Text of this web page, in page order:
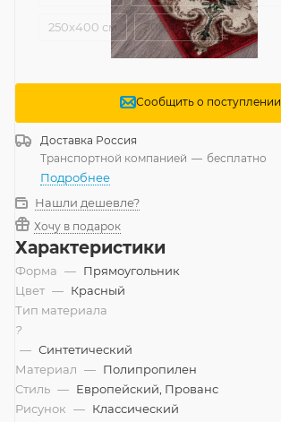
250x400 см 300x500 см
Сообщить о поступлении
Доставка Россия
Транспортной компанией — бесплатно
Подробнее
Нашли дешевле?
Хочу в подарок
Характеристики
Форма — Прямоугольник
Цвет — Красный
Тип материала
?
— Синтетический
Материал — Полипропилен
Стиль — Европейский, Прованс
Рисунок — Классический